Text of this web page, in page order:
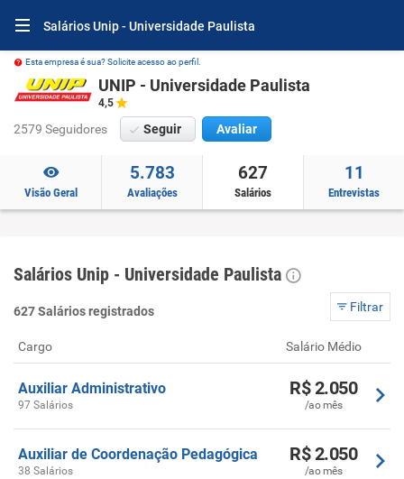
Salários Unip - Universidade Paulista
Esta empresa é sua? Solicite acesso ao perfil.
UNIP - Universidade Paulista
4,5
2579 Seguidores Seguir Avaliar
Visão Geral
5.783
Avaliações
627
Salários
11
Entrevistas
Salários Unip - Universidade Paulista
627 Salários registrados Filtrar
Cargo Salário Médio
Auxiliar Administrativo
97 Salários
R$ 2.050
/ao mês
Auxiliar de Coordenação Pedagógica
38 Salários
R$ 2.050
/ao mês